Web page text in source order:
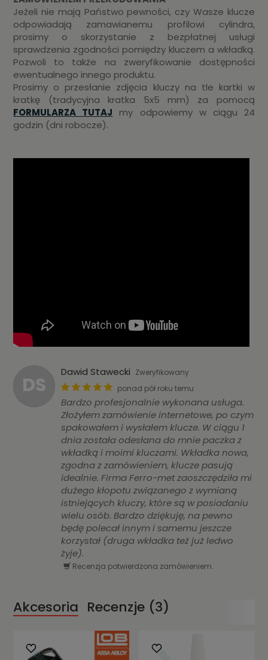
Jeżeli nie mają Państwo pewności, czy Wasze klucze
odpowiadają zamawianemu profilowi cylindra,
prosimy o skorzystanie z bezpłatnej usługi
sprawdzenia zgodności pomiędzy kluczem a wkładką.
Pozwoli to także na zweryfikowanie dostępności
ewentualnego innego produktu.
Prosimy o przesłanie zdjęcia kluczy na tle kartki w
kratkę (tradycyjna kratka 5x5 mm) za pomocą
FORMULARZA TUTAJ my odpowiemy w ciągu 24
godzin (dni robocze).
DS
Dawid Stawecki Zweryfikowany
ponad pół roku temu
Bardzo profesjonalnie wykonana usługa.
Złożyłem zamówienie internetowe, po czym
spakowałem i wysłałem klucze. W ciągu 1
dnia została odesłana do mnie paczka z
wkładką i moimi kluczami. Wkładka nowa,
zgodna z zamówieniem, klucze pasują
idealnie. Firma Ferro-met zaoszczędziła mi
dużego kłopotu związanego z wymianą
istniejących kluczy, które są w posiadaniu
wielu osób. Bardzo dziękuję, na pewno
będę polecał innym i samemu jeszcze
korzystał (druga wkładka też już ledwo
żyje).
Recenzja potwierdzona zamówieniem.
Akcesoria Recenzje (3)